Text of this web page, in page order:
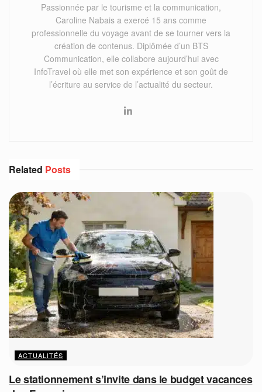
Passionnée par le tourisme et la communication,
Caroline Nabais a exercé 15 ans comme
professionnelle du voyage avant de se tourner vers la
création de contenus. Diplômée d’un BTS
Communication, elle collabore aujourd’hui avec
InfoTravel où elle met son expérience et son goût de
l’écriture au service de l’actualité du secteur.
Related Posts
ACTUALITÉS
Le stationnement s’invite dans le budget vacances